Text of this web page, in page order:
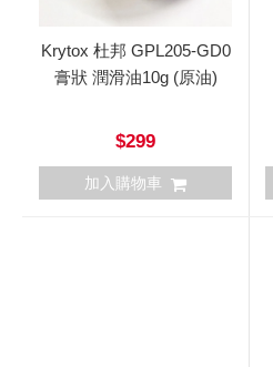
Krytox 杜邦 GPL205-GD0
膏狀 潤滑油10g (原油)
$299
加入購物車